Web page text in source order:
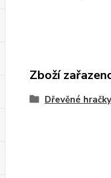
Zboží
Dřevěné hračky